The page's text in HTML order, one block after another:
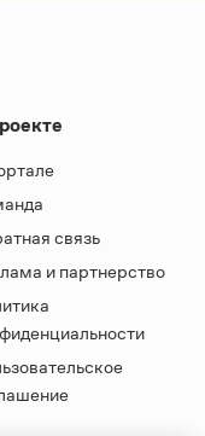
связь
и партнерство